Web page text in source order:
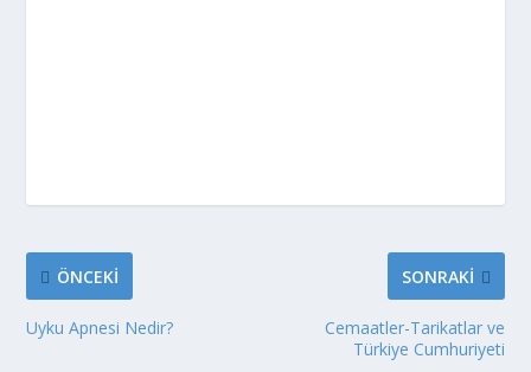
ÖNCEKI
Uyku Apnesi Nedir?
SONRAKI
Cemaatler-Tarikatlar ve
Türkiye Cumhuriyeti